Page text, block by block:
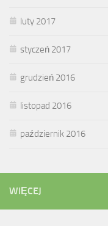
luty 2017
styczeń 2017
grudzień 2016
listopad 2016
październik 2016
WIĘCEJ